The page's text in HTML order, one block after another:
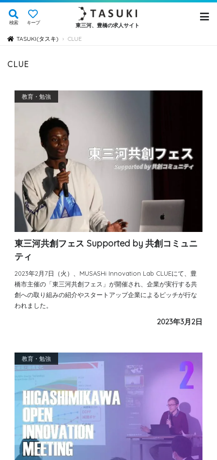
検索 キープ 東三河、豊橋の求人サイト
TASUKI(タスキ) › CLUE
CLUE
教育・勉強
東三河共創フェス Supported by 共創コミュニ
ティ
2023年2月7日（火）、MUSASHi Innovation Lab CLUEにて、豊
橋市主催の「東三河共創フェス」が開催され、企業が実行する共
創への取り組みの紹介やスタートアップ企業によるピッチが行な
われました。
2023年3月2日
教育・勉強